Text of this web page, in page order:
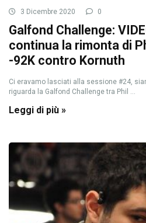
3 Dicembre 2020 0
Galfond Challenge:
continua la rimonta di
-92K contro Kornuth
Ci eravamo lasciati alla sessione #24,
riguarda la Galfond Challenge tra Phil ...
Leggi di più »